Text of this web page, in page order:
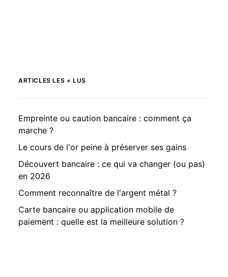
ARTICLES LES + LUS
Empreinte ou caution bancaire : comment ça
marche ?
Le cours de l'or peine à préserver ses gains
Découvert bancaire : ce qui va changer (ou pas)
en 2026
Comment reconnaître de l'argent métal ?
Carte bancaire ou application mobile de
paiement : quelle est la meilleure solution ?